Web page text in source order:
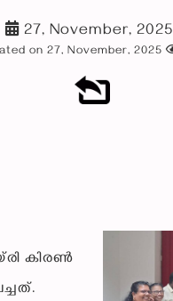
27, November, 2025
on 27, November, 2025
കിരൺ